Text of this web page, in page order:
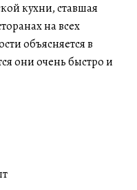
кухни, ставшая
на всех
объясняется в
они очень быстро и